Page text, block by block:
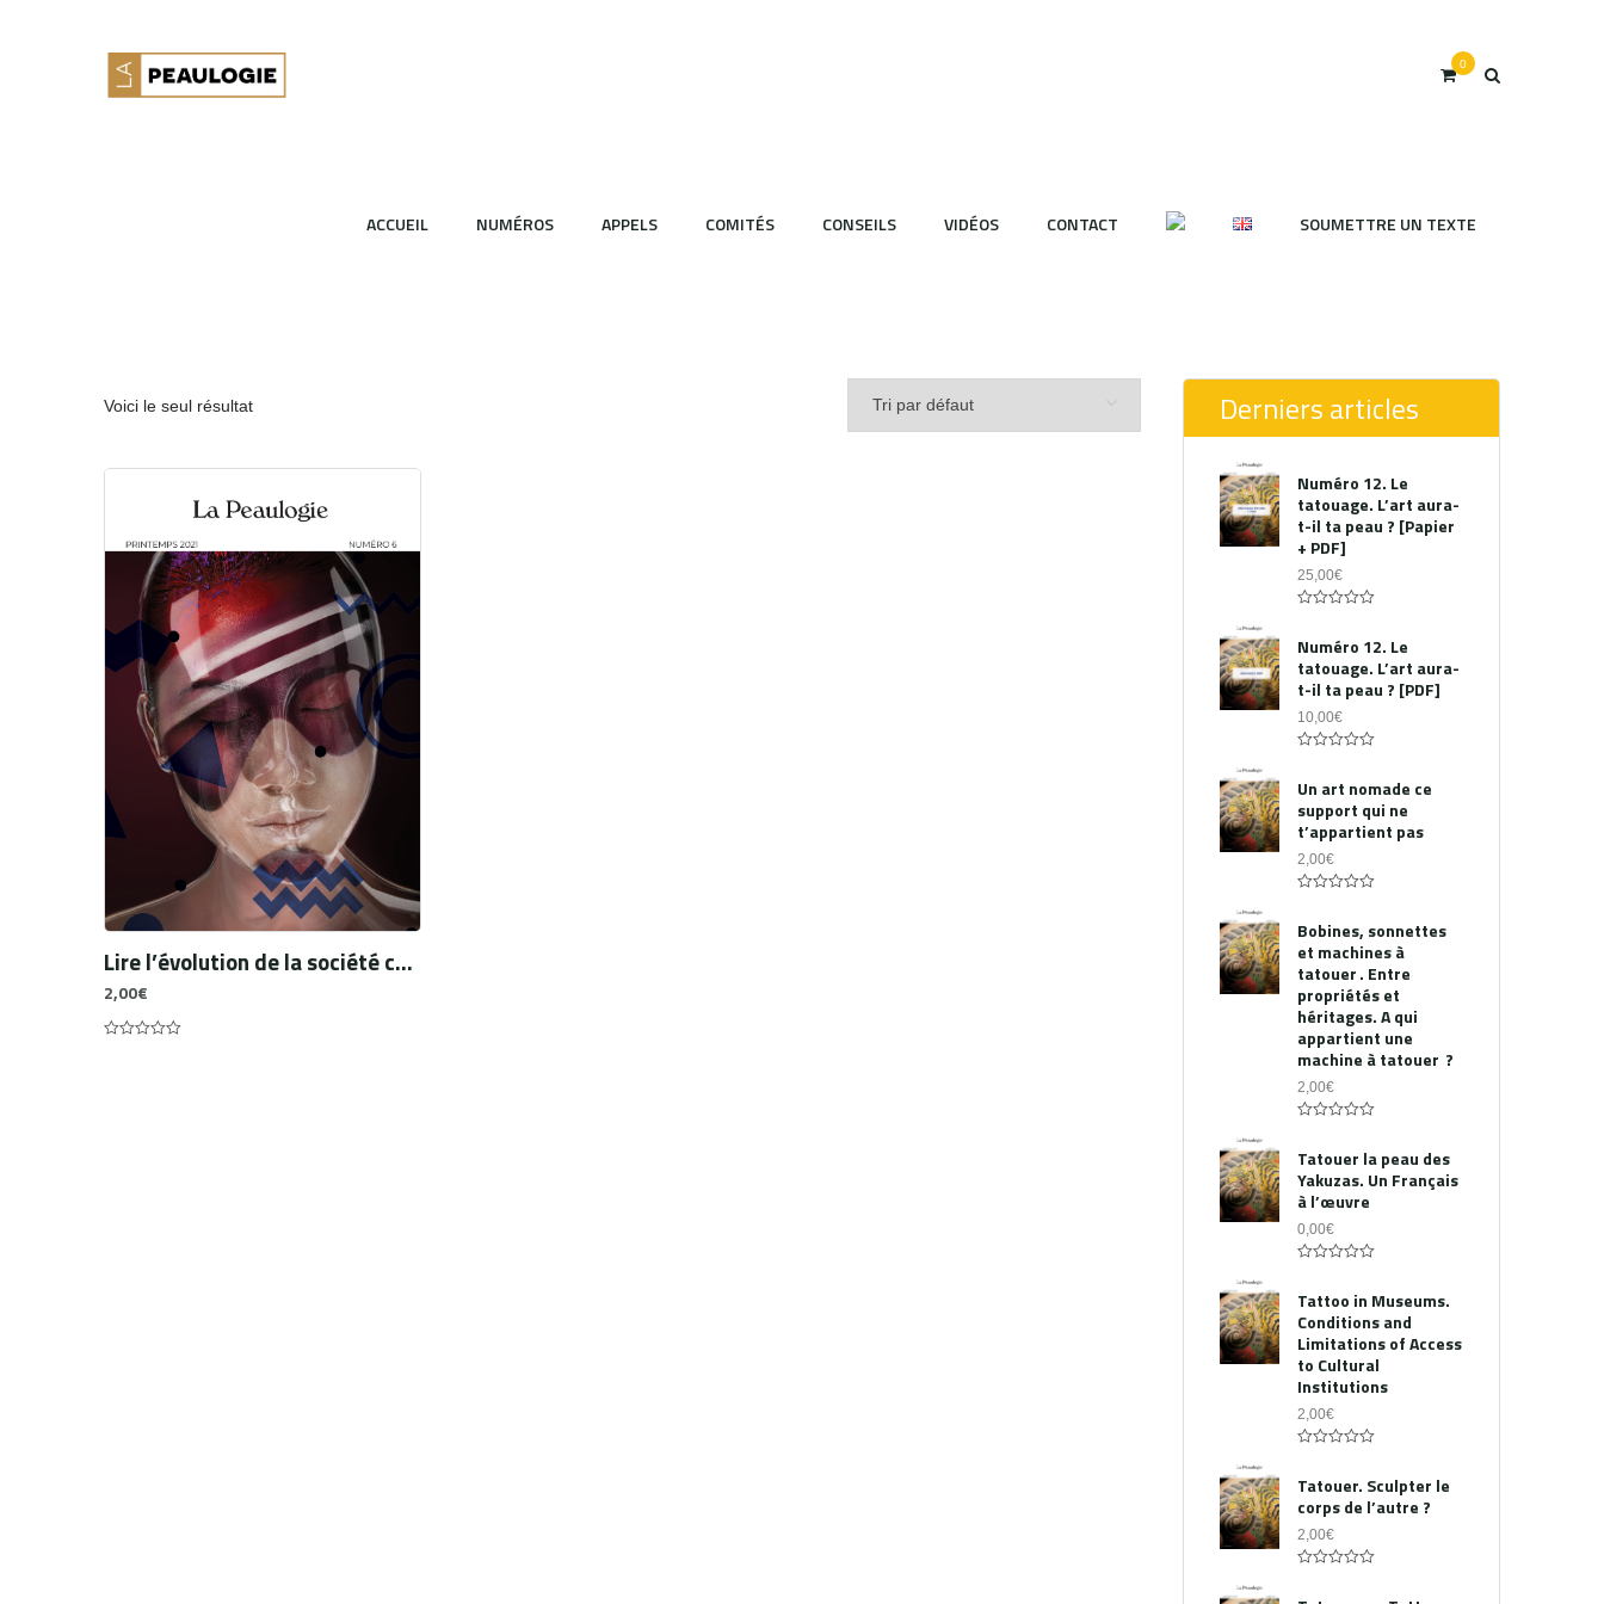
0
ACCUEIL NUMÉROS APPELS COMITÉS CONSEILS VIDÉOS CONTACT SOUMETTRE UN TEXTE
Voici le seul résultat
Lire l’évolution de la société chinoise (1960‑2010) à travers les pratiques cosmétiques ?
2,00€
Derniers articles
Numéro 12. Le
tatouage. L’art aura-
t-il ta peau ? [Papier
+ PDF]
25,00€
out
of
5
Numéro 12. Le
tatouage. L’art aura-
t-il ta peau ? [PDF]
10,00€
out
of
5
Un art nomade ce
support qui ne
t’appartient pas
2,00€
out
of
5
Bobines, sonnettes
et machines à
tatouer . Entre
propriétés et
héritages. A qui
appartient une
machine à tatouer ?
2,00€
out
of
5
Tatouer la peau des
Yakuzas. Un Français
à l’œuvre
0,00€
out
of
5
Tattoo in Museums.
Conditions and
Limitations of Access
to Cultural
Institutions
2,00€
out
of
5
Tatouer. Sculpter le
corps de l’autre ?
2,00€
out